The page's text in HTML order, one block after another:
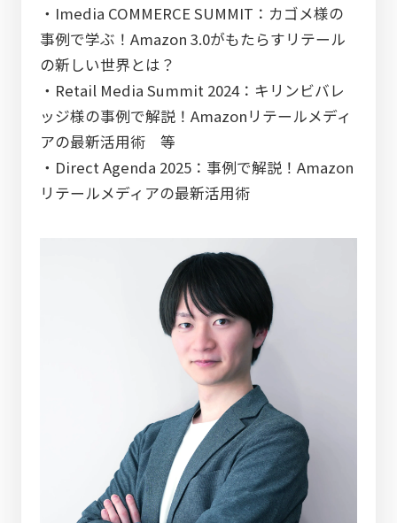
・Imedia COMMERCE SUMMIT：カゴメ様の
事例で学ぶ！Amazon 3.0がもたらすリテール
の新しい世界とは？
・Retail Media Summit 2024：キリンビバレ
ッジ様の事例で解説！Amazonリテールメディ
アの最新活用術 等
・Direct Agenda 2025：事例で解説！Amazon
リテールメディアの最新活用術